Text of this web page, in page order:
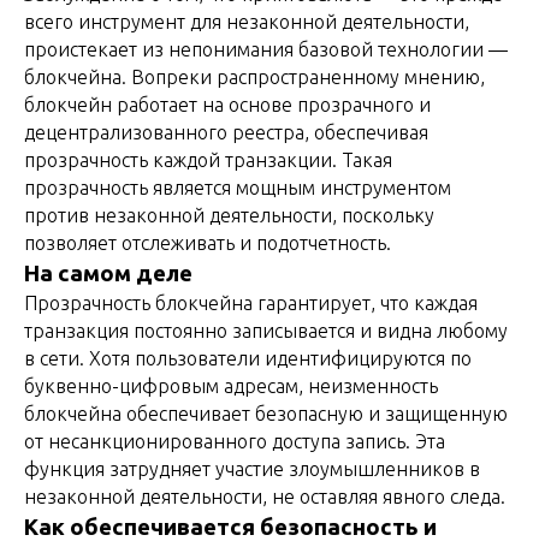
всего инструмент для незаконной деятельности,
проистекает из непонимания базовой технологии —
блокчейна. Вопреки распространенному мнению,
блокчейн работает на основе прозрачного и
децентрализованного реестра, обеспечивая
прозрачность каждой транзакции. Такая
прозрачность является мощным инструментом
против незаконной деятельности, поскольку
позволяет отслеживать и подотчетность.
На самом деле
Прозрачность блокчейна гарантирует, что каждая
транзакция постоянно записывается и видна любому
в сети. Хотя пользователи идентифицируются по
буквенно-цифровым адресам, неизменность
блокчейна обеспечивает безопасную и защищенную
от несанкционированного доступа запись. Эта
функция затрудняет участие злоумышленников в
незаконной деятельности, не оставляя явного следа.
Как обеспечивается безопасность и